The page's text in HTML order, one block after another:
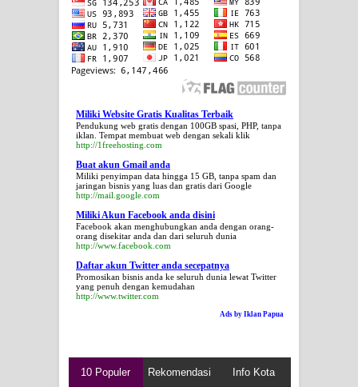
Miliki Website Gratis Kualitas Terbaik
Pendukung web gratis dengan 100GB spasi, PHP, tanpa
iklan. Tempat membuat web dengan sekali klik
http://1freehosting.com
Buat akun Gmail anda
Miliki penyimpan data hingga 15 GB, tanpa spam dan
jaringan bisnis yang luas dan gratis dari Google
http://mail.google.com
Miliki Akun Facebook anda disini
Facebook akan menghubungkan anda dengan orang-
orang disekitar anda dan dari seluruh dunia
http://www.facebook.com
Daftar akun Twitter anda secepatnya
Promosikan bisnis anda ke seluruh dunia lewat Twitter
yang penuh dengan kemudahan
http://www.twitter.com
Ads by Iklan Papua
10 Populer Rekomendasi Info Kota